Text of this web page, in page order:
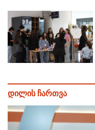
დილის ჩართვა